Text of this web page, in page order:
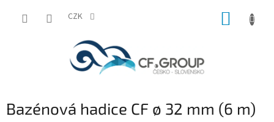
CZK
Bazénová hadice CF ø 32 mm (6 m)